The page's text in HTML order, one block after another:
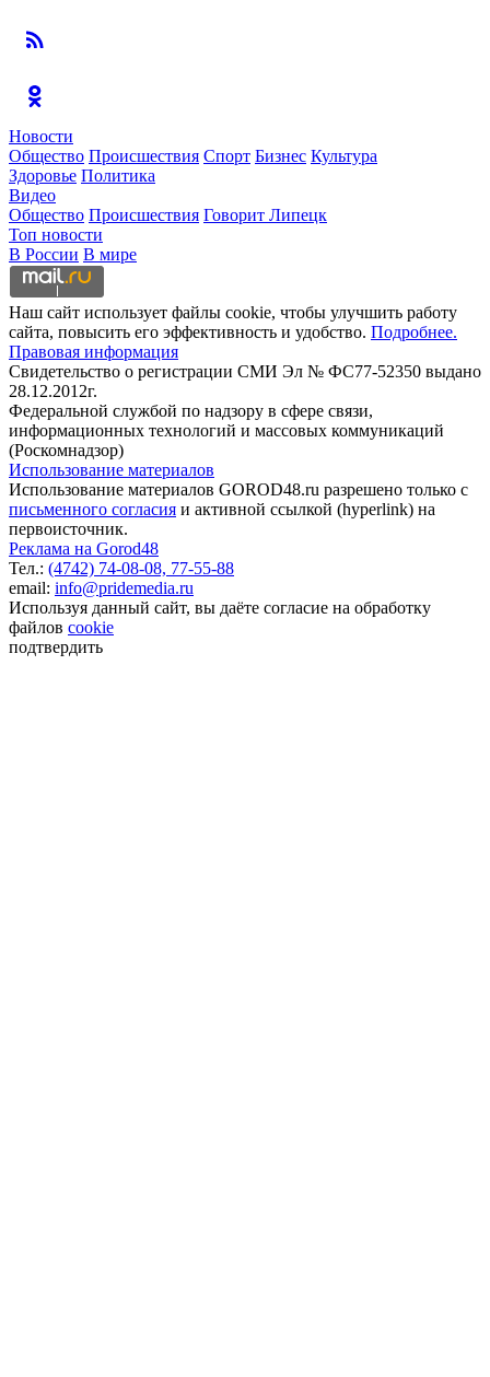
Новости
Общество Происшествия Спорт Бизнес Культура
Здоровье Политика
Видео
Общество Происшествия Говорит Липецк
Топ новости
В России В мире
Наш сайт использует файлы cookie, чтобы улучшить работу
сайта, повысить его эффективность и удобство. Подробнее.
Правовая информация
Свидетельство о регистрации СМИ Эл № ФС77-52350 выдано
28.12.2012г.
Федеральной службой по надзору в сфере связи,
информационных технологий и массовых коммуникаций
(Роскомнадзор)
Использование материалов
Использование материалов GOROD48.ru разрешено только с
письменного согласия и активной ссылкой (hyperlink) на
первоисточник.
Реклама на Gorod48
Тел.: (4742) 74-08-08, 77-55-88
email: info@pridemedia.ru
Используя данный сайт, вы даёте согласие на обработку
файлов cookie
подтвердить